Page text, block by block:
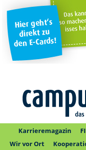
Karrieremagazin
Wir vor Ort